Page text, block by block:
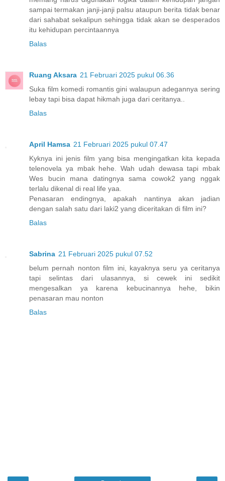
sampai termakan janji-janji palsu ataupun berita tidak benar
dari sahabat sekalipun sehingga tidak akan se desperados
itu kehidupan percintaannya
Balas
Ruang Aksara 21 Februari 2025 pukul 06.36
Suka film komedi romantis gini walaupun adegannya sering
lebay tapi bisa dapat hikmah juga dari ceritanya..
Balas
April Hamsa 21 Februari 2025 pukul 07.47
Kyknya ini jenis film yang bisa mengingatkan kita kepada
telenovela ya mbak hehe. Wah udah dewasa tapi mbak
Wes bucin mana datingnya sama cowok2 yang nggak
terlalu dikenal di real life yaa.
Penasaran endingnya, apakah nantinya akan jadian
dengan salah satu dari laki2 yang diceritakan di film ini?
Balas
Sabrina 21 Februari 2025 pukul 07.52
belum pernah nonton film ini, kayaknya seru ya ceritanya
tapi selintas dari ulasannya, si cewek ini sedikit
mengesalkan ya karena kebucinannya hehe, bikin
penasaran mau nonton
Balas